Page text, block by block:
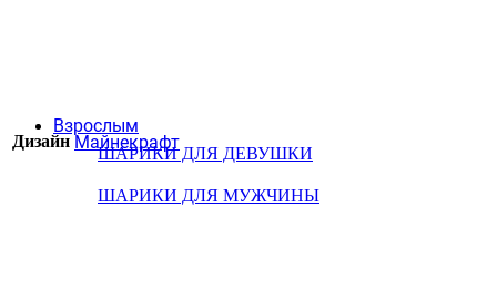
Взрослым
ШАРИКИ ДЛЯ ДЕВУШКИ
ШАРИКИ ДЛЯ МУЖЧИНЫ
Дизайн Майнекрафт